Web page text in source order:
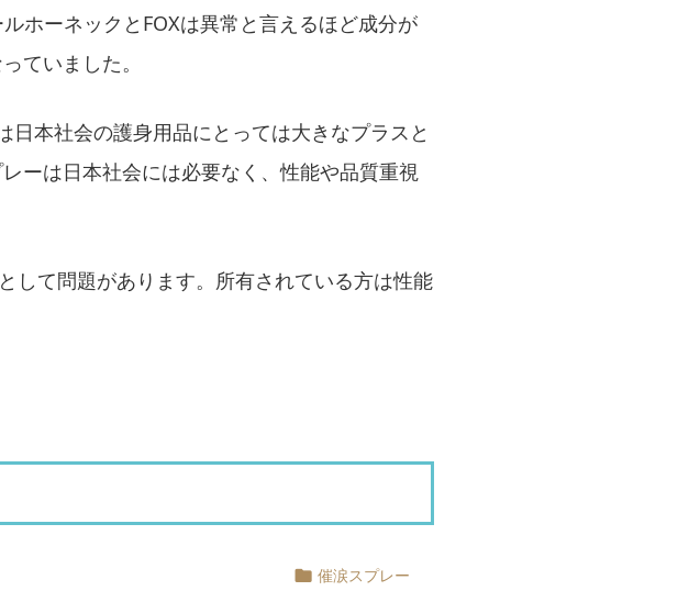
ホーネックとFOXは異常と言えるほど成分が
ていました。
本社会の護身用品にとっては大きなプラスと
ーは日本社会には必要なく、性能や品質重視
して問題があります。所有されている方は性能
 催涙スプレー